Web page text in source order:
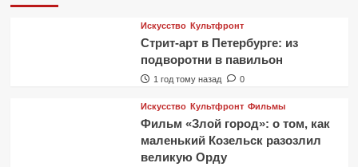
Искусство Культфронт
Стрит-арт в Петербурге: из
подворотни в павильон
1 год тому назад 0
Искусство Культфронт Фильмы
Фильм «Злой город»: о том, как
маленький Козельск разозлил
великую Орду